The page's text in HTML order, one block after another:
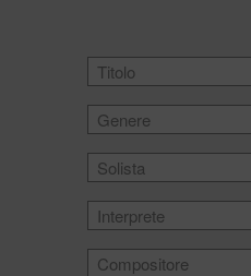
Titolo
Genere
Solista
Interprete
Compositore